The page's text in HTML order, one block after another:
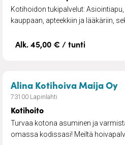
Kotihoidon tukipalvelut:
kauppaan, apteekkiin ja lääkäriin,
Alk. 45,00 € / tunti
Alina Kotihoiva Maija Oy–
73100 Lapinlahti
Kotihoito
Turvaa kotona asuminen ja
omassa kodissasi! Meiltä